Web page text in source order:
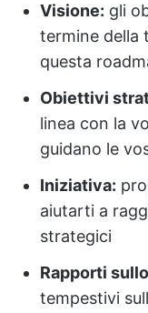
Visione: gli
termine della
questa
Obiettivi
linea con la
guidano le
Iniziativa:
aiutarti a
strategici
Rapporti
tempestivi